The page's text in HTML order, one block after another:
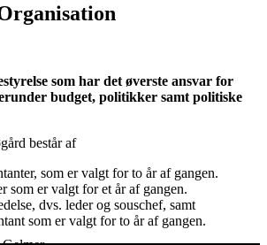
som har det øverste ansvar for
budget, politikker samt politiske
består af
som er valgt for to år af gangen.
som er valgt for et år af gangen.
dvs. leder og souschef, samt
som er valgt for to år af gangen.